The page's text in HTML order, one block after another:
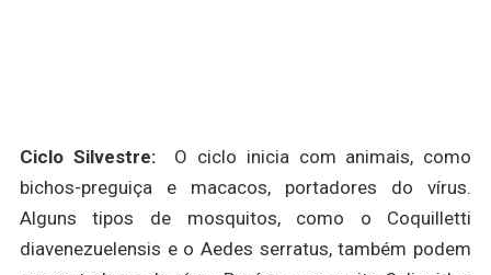
Ciclo Silvestre:O ciclo inicia com animais, como
bichos-preguiça e macacos, portadores do vírus.
Alguns tipos de mosquitos, como o Coquilletti
diavenezuelensis e o Aedes serratus, também podem